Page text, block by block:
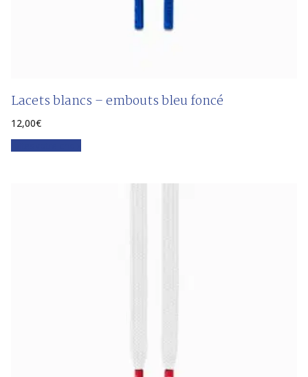
Lacets blancs – embouts bleu foncé
12,00€